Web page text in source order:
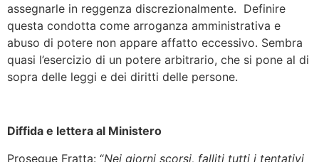
assegnarle in reggenza discrezionalmente. Definire
questa condotta come arroganza amministrativa e
abuso di potere non appare affatto eccessivo. Sembra
quasi l’esercizio di un potere arbitrario, che si pone al di
sopra delle leggi e dei diritti delle persone.
Diffida e lettera al Ministero
Prosegue Fratta: “Nei giorni scorsi, falliti tutti i tentativi